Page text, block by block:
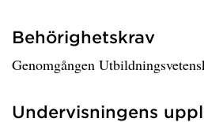
Behörighetskrav
Genomgången
Undervisningens